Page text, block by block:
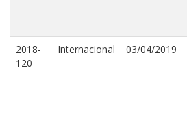
2018-
120
Internacional 03/04/2019